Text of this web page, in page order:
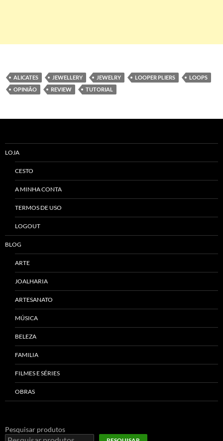
ALICATES JEWELLERY JEWELRY LOOPER PLIERS
LOOPS
OPINIÃO
REVIEW TUTORIAL
LOJA
CESTO
A MINHA CONTA
TERMOS DE USO
LOGOUT
BLOG
ARTE
JOALHARIA
ARTESANATO
MÚSICA
BELEZA
FAMILIA
FILMES E SÉRIES
OBRAS
Pesquisar produtos